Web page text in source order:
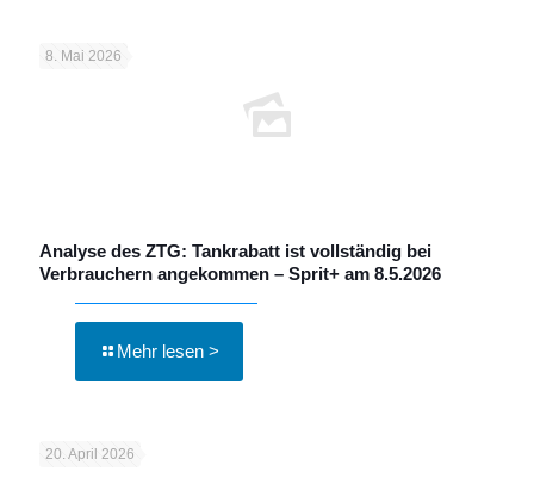
8. Mai 2026
Analyse des ZTG: Tankrabatt ist vollständig bei
Verbrauchern angekommen – Sprit+ am 8.5.2026
Mehr lesen >
20. April 2026